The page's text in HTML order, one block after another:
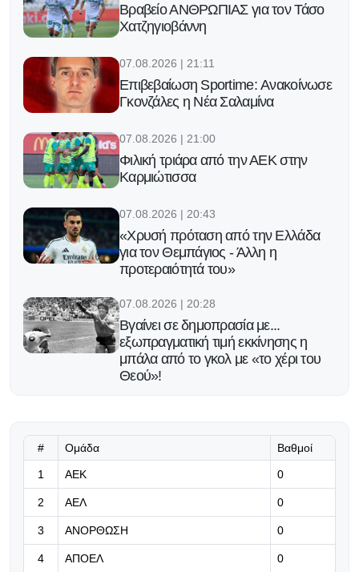
Βραβείο ΑΝΘΡΩΠΙΑΣ για τον Τάσο
Χατζηγιοβάννη
07.08.2026 | 21:11
Επιβεβαίωση Sportime: Ανακοίνωσε
Γκονζάλες η Νέα Σαλαμίνα
07.08.2026 | 21:00
Φιλική τριάρα από την ΑΕΚ στην
Καρμιώτισσα
07.08.2026 | 20:43
«Χρυσή πρόταση από την Ελλάδα
για τον Θεμπάγιος - Άλλη η
προτεραιότητά του»
07.08.2026 | 20:28
Βγαίνει σε δημοπρασία με...
εξωπραγματική τιμή εκκίνησης η
μπάλα από το γκολ με «το χέρι του
Θεού»!
07.08.2026 | 20:02
Η Λίβερπουλ βρήκε τρόπο να νιώθει
πως ο Ντιόγο Ζότα θα είναι πάντοτε
κοντά της...
# Ομάδα Βαθμοί
1 ΑΕΚ 0
2 ΑΕΛ 0
3 ΑΝΟΡΘΩΣΗ 0
4 ΑΠΟΕΛ 0